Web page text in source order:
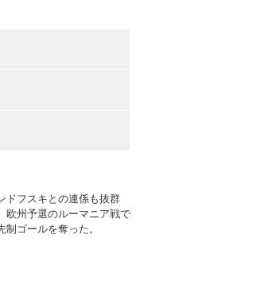
ドフスキとの連係も抜群
欧州予選のルーマニア戦で
ゴールを奪った。